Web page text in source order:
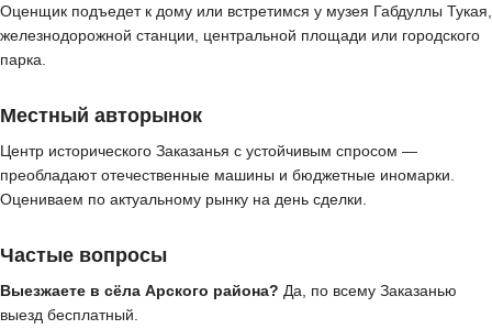
Оценщик подъедет к дому или встретимся у музея Габдуллы Тукая,
железнодорожной станции, центральной площади или городского
парка.
Местный авторынок
Центр исторического Заказанья с устойчивым спросом —
преобладают отечественные машины и бюджетные иномарки.
Оцениваем по актуальному рынку на день сделки.
Частые вопросы
Выезжаете в сёла Арского района? Да, по всему Заказанью
выезд бесплатный.